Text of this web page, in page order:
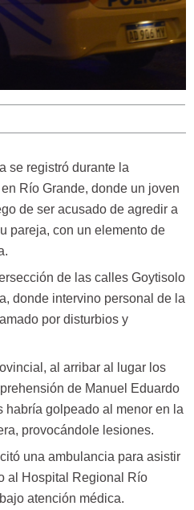
se registró durante la
Río Grande, donde un joven
de ser acusado de agredir a
pareja, con un elemento de
de las calles Goytisolo
donde intervino personal de la
por disturbios y
al arribar al lugar los
de Manuel Eduardo
habría golpeado al menor en la
provocándole lesiones.
una ambulancia para asistir
al Hospital Regional Río
atención médica.